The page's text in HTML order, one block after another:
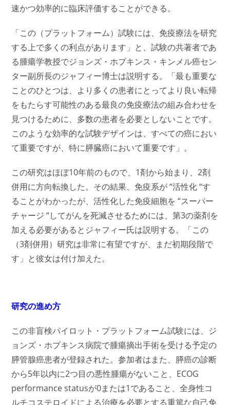
速かつ効率的に臨床評価することができる。
「この（プラットフォーム）試験には、免疫療法を研究
する上で多くの利点があります」と、試験の共著者であ
る腫瘍学教授でジョンズ・ホプキンス・キンメル癌セン
ター副所長のジャフィー博士は説明する。「最も重要な
ことのひとつは、より多くの患者にとってより良い転帰
をもたらす可能性のある最良の免疫療法の組み合わせを
見つけるために、多数の患者を必要としないことです。
このような効率的な試験デザインは、すべての癌におい
て重要ですが、特に膵臓癌において重要です」。
この研究はほぼ10年前のもので、1剤から始まり、2剤
併用に方向転換した。その結果、免疫系が “活性化 “す
ることがわかったが、活性化した免疫細胞を “スーパー
チャージ “してがんを死滅させるためには、第3の薬剤を
加える必要があるとジャフィー氏は説明する。「この
（3剤併用）研究は非常に有望ですが、まだ初期段階で
す」と彼女は付け加えた。
研究の進め方
この非盲検パイロット・プラットフォーム試験には、ジ
ョンズ・ホプキンス病院で腫瘍摘出手術を受ける予定の
膵管腺癌患者が登録された。参加者はまた、膵癌の診断
から5年以内に2つ目の悪性腫瘍がないこと、ECOG
performance statusが0または1であること、全身性コ
ルチコステロイドによる治療を必要とする重篤な自己免